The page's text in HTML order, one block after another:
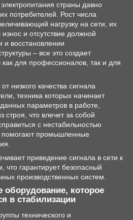
страны давно
потребителей. Рост числа
нагрузку на сети, их
и отсутствие должной
и восстановлении
– все это создает
для профессионалов, так и для
низкого качества сигнала
техника которых начинает
параметров в работе,
строя, что влечет за собой
с нестабильностью
помогают промышленные
приведение сигнала в сети к
что гарантирует безопасный
производственных систем.
которое
в стабилизации
технического и